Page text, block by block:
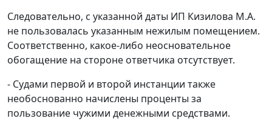
Следовательно, с указанной даты ИП Кизилова М.А.
не пользовалась указанным нежилым помещением.
Соответственно, какое-либо неосновательное
обогащение на стороне ответчика отсутствует.
- Судами первой и второй инстанции также
необоснованно начислены проценты за
пользование чужими денежными средствами.